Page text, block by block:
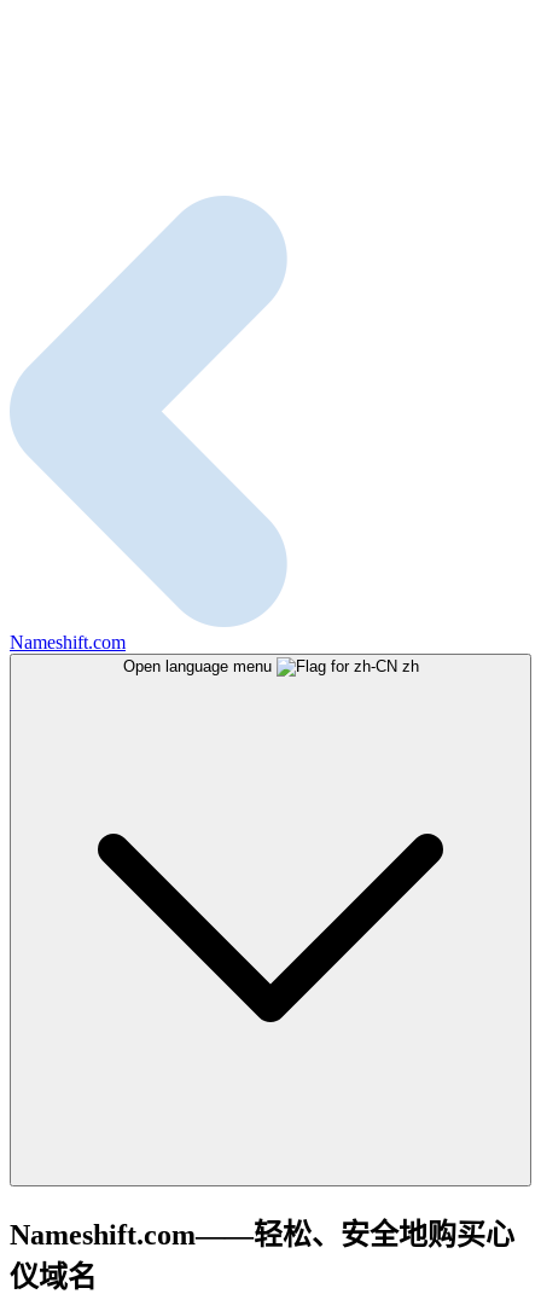
Nameshift.com
Open language menu zh
Nameshift.com——轻松、安全地购买心
仪域名